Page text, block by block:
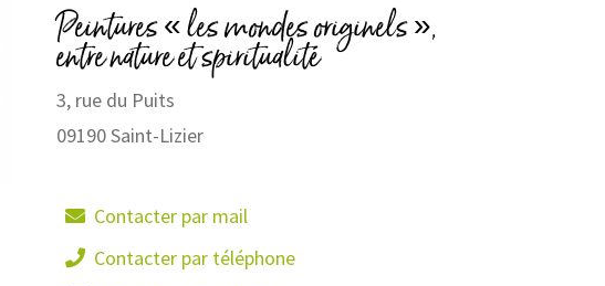
Chsristine Garuet
Peintures « les mondes originels »,
entre nature et spiritualité
3, rue du Puits
09190Saint-Lizier
Contacter par mail
Contacter par téléphone